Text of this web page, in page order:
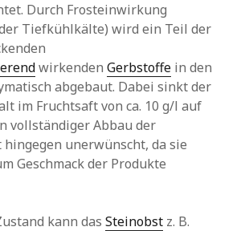
Durch Frosteinwirkung
Tiefkühlkälte) wird ein Teil der
wirkendenGerbstoffe in den
abgebaut. Dabei sinkt der
im Fruchtsaft von ca. 10 g/l auf
vollständiger Abbau der
unerwünscht, da sie
Geschmack der Produkte
kann dasSteinobst z. B.